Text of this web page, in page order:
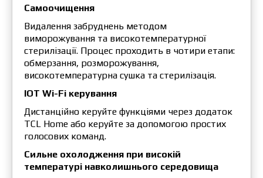
Самоочищення
Видалення забруднень методом
виморожування та високотемпературної
стерилізації. Процес проходить в чотири етапи:
обмерзання, розморожування,
високотемпературна сушка та стерилізація.
IOT Wi-Fi керування
Дистанційно керуйте функціями через додаток
TCL Home або керуйте за допомогою простих
голосових команд.
Сильне охолодження при високій
температурі навколишнього середовища